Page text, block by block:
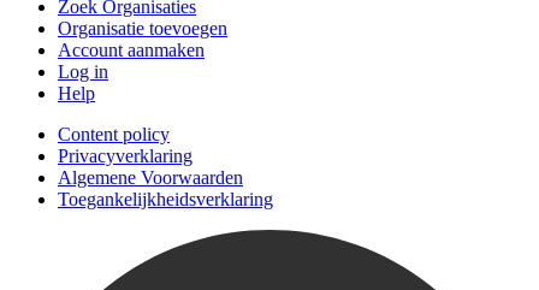
Zoek Organisaties
Organisatie toevoegen
Account aanmaken
Log in
Help
Content policy
Privacyverklaring
Algemene Voorwaarden
Toegankelijkheidsverklaring